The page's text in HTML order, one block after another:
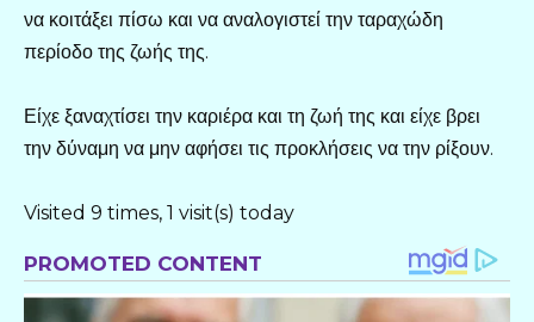
να κοιτάξει πίσω και να αναλογιστεί την ταραχώδη
περίοδο της ζωής της.
Είχε ξαναχτίσει την καριέρα και τη ζωή της και είχε βρει
την δύναμη να μην αφήσει τις προκλήσεις να την ρίξουν.
Visited 9 times, 1 visit(s) today